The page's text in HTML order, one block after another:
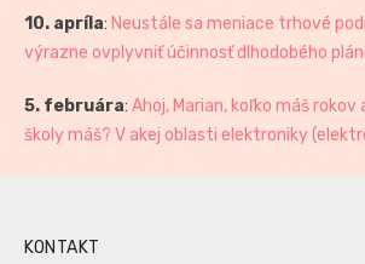
10. apríla: Neustále sa meniace trhové
výrazne ovplyvniť účinnosť dlhodobého
5. februára: Ahoj, Marian, koľko máš rokov
školy máš? V akej oblasti elektroniky
KONTAKT